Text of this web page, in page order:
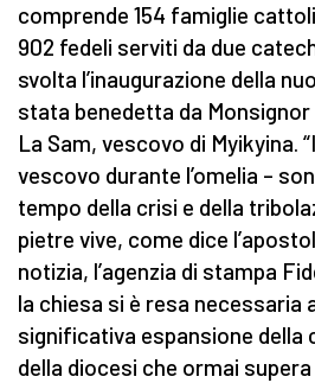
comprende 154 famiglie
902 fedeli serviti da due
svolta l’inaugurazione della
stata benedetta da
La Sam, vescovo di Myikyina.
vescovo durante l’omelia –
tempo della crisi e della
pietre vive, come dice
notizia, l’agenzia di stampa
la chiesa si è resa necessaria
significativa espansione
della diocesi che ormai